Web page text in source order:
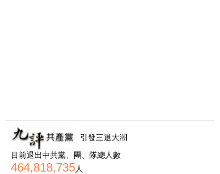
引發三退大潮
目前退出中共黨、團、隊總人數
464,818,735人